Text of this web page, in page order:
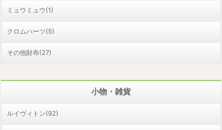
ミュウミュウ(1)
クロムハーツ(5)
その他財布(27)
小物・雑貨
ルイヴィトン(92)